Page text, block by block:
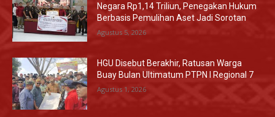
Negara Rp1,14 Triliun, Penegakan Hukum
Berbasis Pemulihan Aset Jadi Sorotan
Agustus 5, 2026
HGU Disebut Berakhir, Ratusan Warga
Buay Bulan Ultimatum PTPN I Regional 7
Agustus 1, 2026